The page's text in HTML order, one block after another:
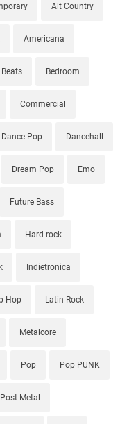
Alt Country
Americana
Beats Bedroom
Commercial
Dance Pop Dancehall
Dream Pop Emo
Future Bass
Hard rock
Indietronica
Hop Latin Rock
Metalcore
Pop Pop PUNK
Post-Metal